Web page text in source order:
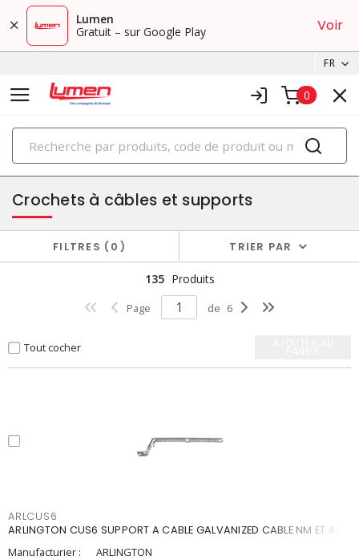
Lumen
Gratuit – sur Google Play
Voir
FR
0
PRODUITS
regroupement et sécurisation
Crochets à câbles et supports
FILTRES 0 TRIER PAR
135 Produits
Page de 6
Tout cocher
ARLCUS6
ARLINGTON CUS6 SUPPORT A CABLE GALVANIZED CABLE NM ET AC
Manufacturier :
ARLINGTON